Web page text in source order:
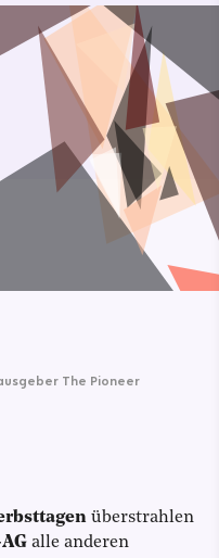
überstrahlen
alle anderen
The Pioneer